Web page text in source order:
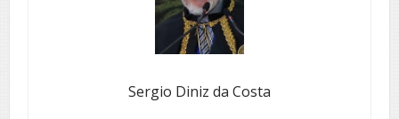
Sergio Diniz da Costa